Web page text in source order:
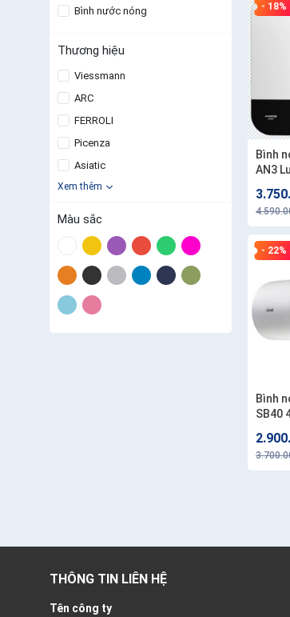
Bình nước nóng
Thương hiệu
Viessmann
ARC
FERROLI
Picenza
Asiatic
Xem thêm
Màu sắc
- 18%
Bình
AN3
- 22%
Bình
SB40
THÔNG TIN LIÊN HỆ
Tên công ty